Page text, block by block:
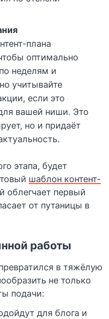
плана
оптимально
неделям и
учитывайте
если это
вашей ниши. Это
но и придаёт
этапа, будет
шаблон контент-
облегчает первый
от путаницы в
работы
в тяжёлую
не только
подачи:
для блога и